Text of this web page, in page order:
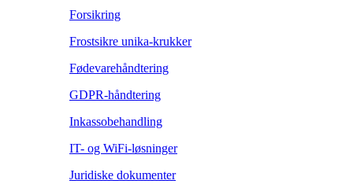
Forsikring
Frostsikre unika-krukker
Fødevarehåndtering
GDPR-håndtering
Inkassobehandling
IT- og WiFi-løsninger
Juridiske dokumenter